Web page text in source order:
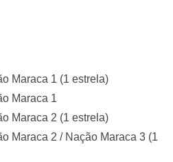
Maraca 1 (1 estrela)
Maraca 1
Maraca 2 (1 estrela)
Maraca 2 / Nação Maraca 3 (1